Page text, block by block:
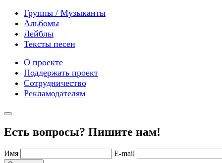
Группы / Музыканты
Альбомы
Лейблы
Тексты песен
О проекте
Поддержать проект
Сотрудничество
Рекламодателям
Есть вопросы? Пишите нам!
Имя E-mail